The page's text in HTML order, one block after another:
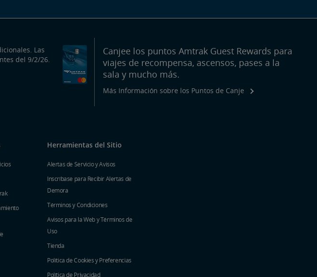
Las
del 9/2/26.
Canjee los puntos Amtrak Guest Rewards para
viajes de recompensa, ascensos, pases a la
sala y mucho más.
Más Información sobre los Puntos de Canje
Herramientas del Sitio
Alertas de Servicio y Avisos
Inscríbase para Recibir Alertas de
Demora
Términos y Condiciones
Avisos para la Web y Términos de
Uso
Tienda
Política de Cookies y Preferencias
Política de Privacidad